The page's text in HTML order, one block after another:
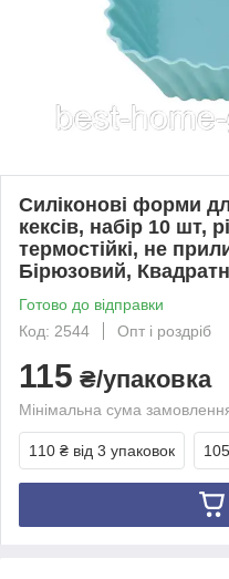
Силіконові форми
кексів, набір 10 шт,
термостійкі, не
Бірюзовий,
Готово до відправки
Код: 2544
Опт і роздріб
115 ₴/упаковка
Мінімальна сума
110 ₴ від 3 упаковок